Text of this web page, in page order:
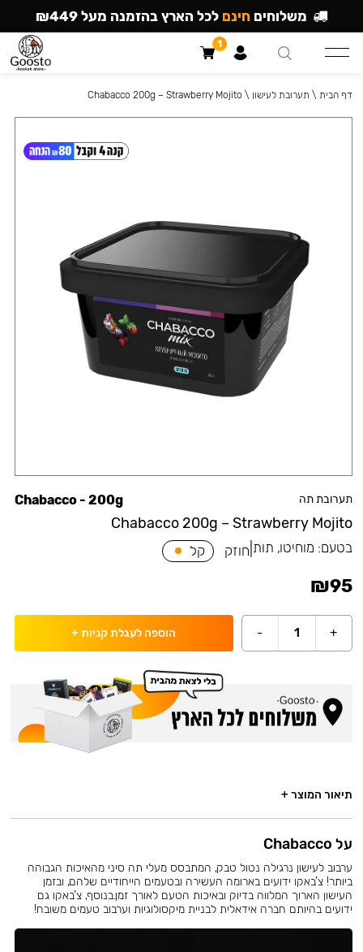
תערובת תה
Chabacco 200g – Strawberry Mojito
Chabacco - 200g
בטעם: מוחיטו, תות חוזק קל
₪95
+
1
- הוספה לעגלת קניות +
דף הבית \ תערובת לעישון \
Chabacco 200g – Strawberry Mojito
תיאור המוצר +
על Chabacco
ערבוב לעישון נרגילה נטול טבק, המתבסס מעלי תה סיני מהאיכות הגבוהה
ביותר! צ’באקו ידועים בארומה העשירה ובטעמים הייחודיים שלהם, ובזמן
העישון הארוך המלווה בדיוק ובאיכות הטעם לאורך זמן.בנוסף, צ’באקו גם
ידועים בהיותם חברה אידאלית לבניית מיקסולוגיות וערבוב טעמים משובח!
משלוחים חינם לכל הארץ בהזמנה מעל ₪449
1